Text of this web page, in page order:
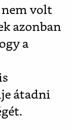
nem volt
azonban
a
átadni